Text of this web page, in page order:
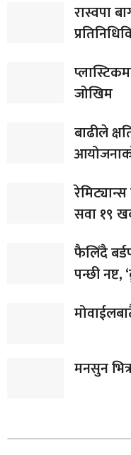
रास्वपा
जोखिम
बाढीले
आयोजनाको
सवा १९
फैलिँदै
पन्छी नष्ट,
मनसुन